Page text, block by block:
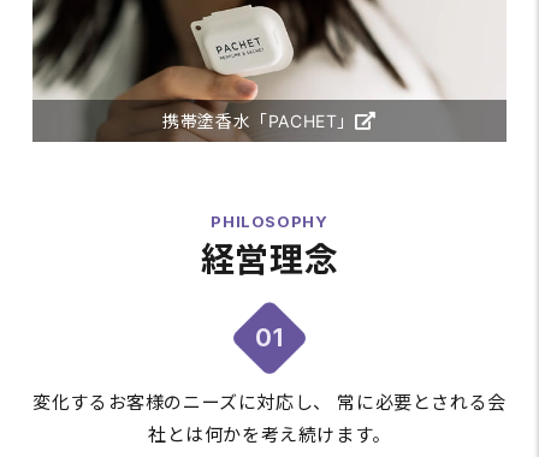
携帯塗香水「PACHET」
経営理念
PHILOSOPHY
01
変化するお客様のニーズに対応し、
常に必要とされる会
社とは何かを考え続けます。